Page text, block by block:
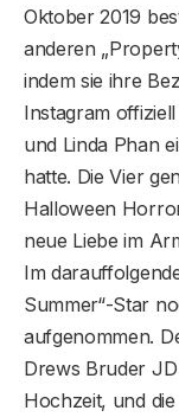
Oktober 2019
anderen
indem sie ihre
Instagram
und Linda Phan
hatte. Die Vier
Halloween
neue Liebe im
Im
Summer“-Star
aufgenommen.
Drews Bruder
Hochzeit, und